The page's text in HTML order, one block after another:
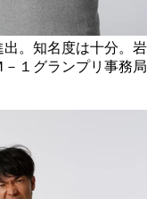
出。知名度は十分。岩
１グランプリ事務局